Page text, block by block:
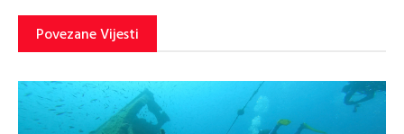
Povezane Vijesti